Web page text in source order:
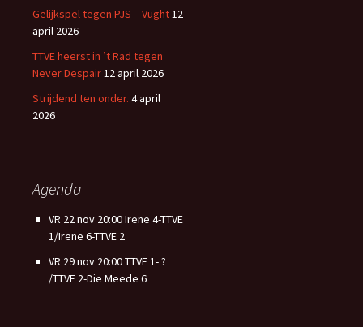
Gelijkspel tegen PJS – Vught12
april 2026
TTVE heerst in ’t Rad tegen
Never Despair12 april 2026
Strijdend ten onder. 4 april
2026
Agenda
VR 22 nov 20:00 Irene 4-TTVE
1/Irene 6-TTVE 2
VR 29 nov 20:00 TTVE 1- ?
/TTVE 2-Die Meede 6